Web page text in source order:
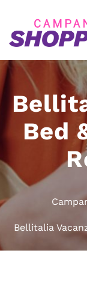
Bed
Bellitalia